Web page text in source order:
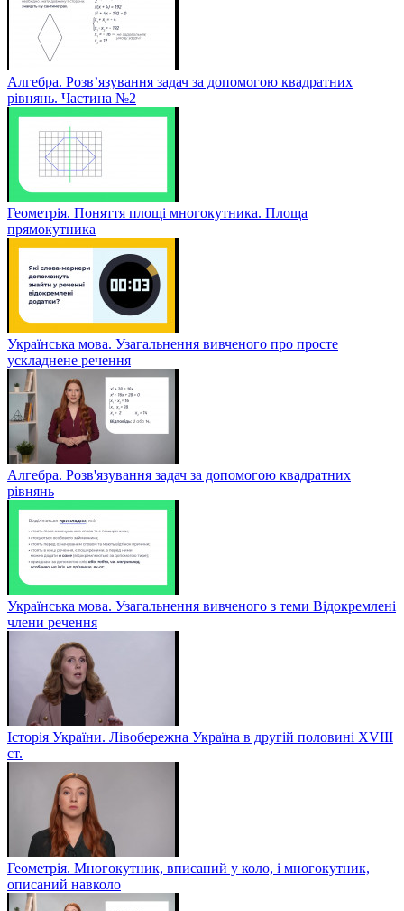
Алгебра. Розв’язування задач за допомогою квадратних
рівнянь. Частина №2
Геометрія. Поняття площі многокутника. Площа
прямокутника
Українська мова. Узагальнення вивченого про просте
ускладнене речення
Алгебра. Розв'язування задач за допомогою квадратних
рівнянь
Українська мова. Узагальнення вивченого з теми Відокремлені
члени речення
Історія України. Лівобережна Україна в другій половині ХVIIІ
ст.
Геометрія. Многокутник, вписаний у коло, і многокутник,
описаний навколо